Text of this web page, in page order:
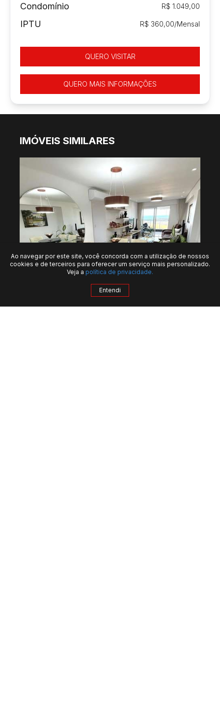
Condomínio R$ 1.049,00
IPTU R$ 360,00/Mensal
QUERO VISITAR
QUERO MAIS INFORMAÇÕES
IMÓVEIS SIMILARES
QUERO MAIS INFORMAÇÕES
Ao navegar por este site, você concorda com a utilização de nossos
cookies e de terceiros para oferecer um serviço mais personalizado.
Veja a política de privacidade.
Entendi